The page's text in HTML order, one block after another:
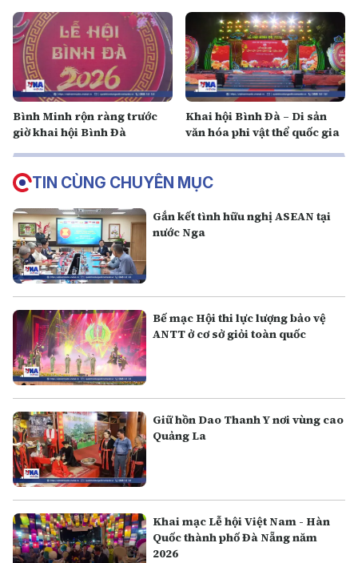
Bình Minh rộn ràng trước
giờ khai hội Bình Đà
Khai hội Bình Đà – Di sản
văn hóa phi vật thể quốc gia
TIN CÙNG CHUYÊN MỤC
Gắn kết tình hữu nghị ASEAN tại
nước Nga
Bế mạc Hội thi lực lượng bảo vệ
ANTT ở cơ sở giỏi toàn quốc
Giữ hồn Dao Thanh Y nơi vùng cao
Quảng La
Khai mạc Lễ hội Việt Nam - Hàn
Quốc thành phố Đà Nẵng năm
2026